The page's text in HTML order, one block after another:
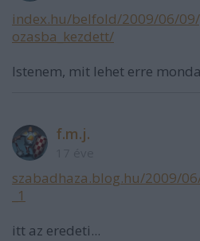
index.hu/belfold/2009/06/
ozasba_kezdett/
Istenem, mit lehet erre
f.m.j.
szabadhaza.blog.hu/2009/
_1
itt az eredeti...